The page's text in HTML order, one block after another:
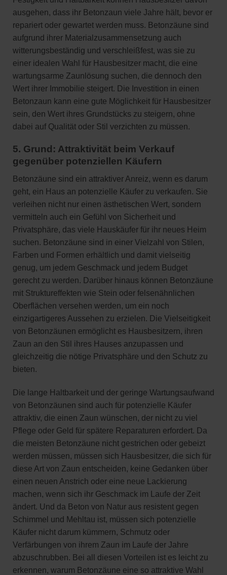
ausgehen, dass ihr Betonzaun viele Jahre hält, bevor er
repariert oder gewartet werden muss. Betonzäune sind
aufgrund ihrer Materialzusammensetzung auch
witterungsbeständig und verschleißfest, was sie zu
einer idealen Wahl für Hausbesitzer macht, die eine
wartungsarme Zaunlösung suchen, die dennoch den
Wert ihrer Immobilie steigert. Die Investition in einen
Betonzaun kann eine gute Möglichkeit für Hausbesitzer
sein, den Wert ihres Grundstücks zu steigern, ohne
dabei auf Qualität oder Stil verzichten zu müssen.
5. Grund: Attraktivität beim Verkauf
gegenüber potenziellen Käufern
Betonzäune sind ein attraktiver Anreiz, wenn es darum
geht, ein Haus an potenzielle Käufer zu verkaufen. Sie
verleihen nicht nur einen ästhetischen Wert, sondern
vermitteln auch ein Gefühl von Sicherheit und
Privatsphäre, das viele Hauskäufer für ihr neues Heim
suchen. Betonzäune sind in einer Vielzahl von Stilen,
Farben und Formen erhältlich und damit vielseitig
genug, um jedem Geschmack und jedem Budget
gerecht zu werden. Darüber hinaus können Betonzäune
mit Struktureffekten wie Stein oder felsenähnlichen
Oberflächen versehen werden, um ein noch
einzigartigeres Aussehen zu erzielen. Die Vielseitigkeit
von Betonzäunen ermöglicht es Hausbesitzern, ihren
Zaun an den Stil ihres Hauses anzupassen und
gleichzeitig die nötige Privatsphäre und den Schutz zu
bieten.
Die lange Haltbarkeit und der geringe Wartungsaufwand
von Betonzäunen sind auch für potenzielle Käufer
attraktiv, die einen Zaun wünschen, der nicht zu viel
Pflege oder Geld für spätere Reparaturen erfordert. Da
die meisten Betonzäune nicht gestrichen oder gebeizt
werden müssen, müssen sich Hausbesitzer, die sich für
diese Art von Zaun entscheiden, keine Gedanken über
einen neuen Anstrich oder eine neue Lackierung
machen, wenn sich ihr Geschmack im Laufe der Zeit
ändert. Und da Beton von Natur aus resistent gegen
Schimmel und Mehltau ist, müssen sich potenzielle
Käufer nicht darum kümmern, Schmutz oder
Verfärbungen von ihrem Zaun im Laufe der Jahre
abzuschrubben. Bei all diesen Vorteilen ist es leicht zu
erkennen, warum Betonzäune eine so attraktive Wahl